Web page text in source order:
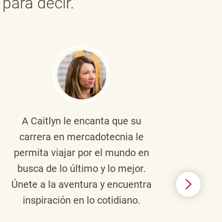
A Caitlyn le encanta que su
carrera en mercadotecnia le
permita viajar por el mundo en
busca de lo último y lo mejor.
Únete a la aventura y encuentra
inspiración en lo cotidiano.